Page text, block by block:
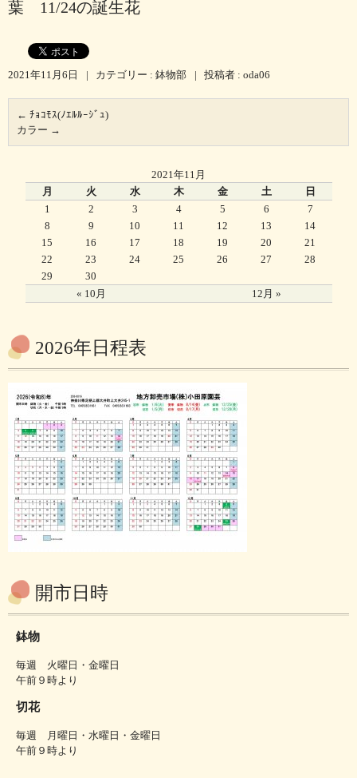
葉 11/24の誕生花
2021年11月6日 | カテゴリー : 鉢物部 | 投稿者 : oda06
← ﾁｮｺﾓｽ(ﾉｴﾙﾙｰｼﾞｭ)
カラー →
2021年11月
月
火 水 木 金 土 日
« 10月 12月 »
1 2 3 4 5 6
7
8
9 10 11 12 13
14
15
16 17 18 19 20
21
22
23 24 25 26 27
28
29
30
2026年日程表
開市日時
鉢物
毎週 火曜日・金曜日
午前９時より
切花
毎週 月曜日・水曜日・金曜日
午前９時より